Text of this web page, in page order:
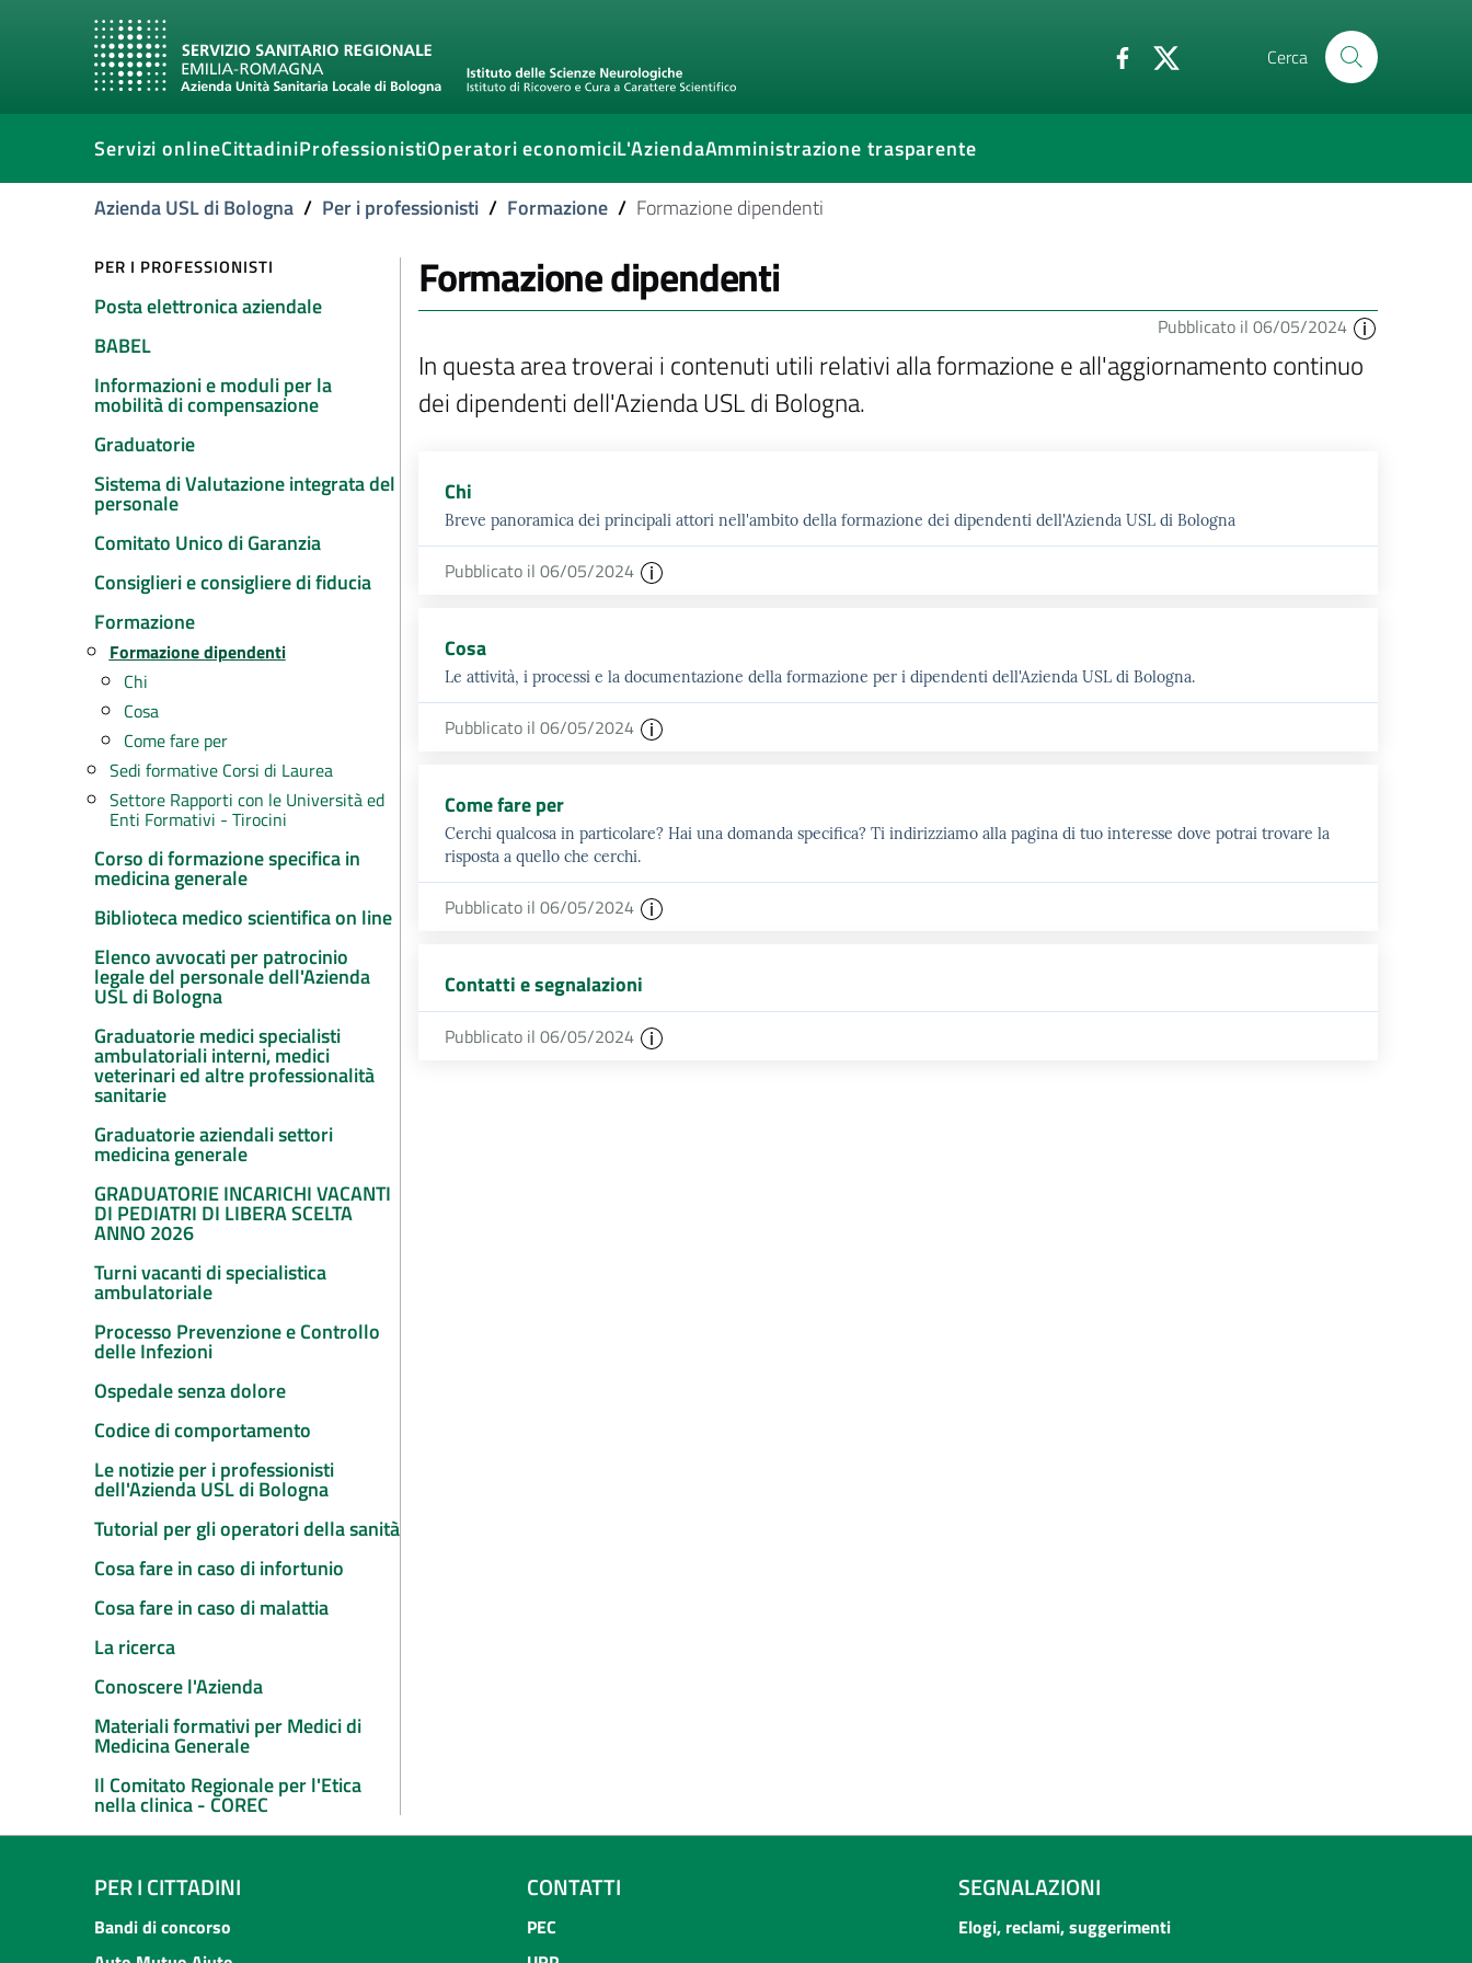
Cerca
Servizi onlineCittadiniProfessionistiOperatori economiciL'AziendaAmministrazione trasparente
Azienda USL di Bologna / Per i professionisti / Formazione / Formazione dipendenti
PER I PROFESSIONISTI
Posta elettronica aziendale
BABEL
Informazioni e moduli per la
mobilità di compensazione
Graduatorie
Sistema di Valutazione integrata del
personale
Comitato Unico di Garanzia
Consiglieri e consigliere di fiducia
Formazione
Formazione dipendenti
Chi
Cosa
Come fare per
Sedi formative Corsi di Laurea
Settore Rapporti con le Università ed
Enti Formativi - Tirocini
Corso di formazione specifica in
medicina generale
Biblioteca medico scientifica on line
Elenco avvocati per patrocinio
legale del personale dell'Azienda
USL di Bologna
Graduatorie medici specialisti
ambulatoriali interni, medici
veterinari ed altre professionalità
sanitarie
Graduatorie aziendali settori
medicina generale
GRADUATORIE INCARICHI VACANTI
DI PEDIATRI DI LIBERA SCELTA
ANNO 2026
Turni vacanti di specialistica
ambulatoriale
Processo Prevenzione e Controllo
delle Infezioni
Ospedale senza dolore
Codice di comportamento
Le notizie per i professionisti
dell'Azienda USL di Bologna
Tutorial per gli operatori della sanità
Cosa fare in caso di infortunio
Cosa fare in caso di malattia
La ricerca
Conoscere l'Azienda
Materiali formativi per Medici di
Medicina Generale
Il Comitato Regionale per l'Etica
nella clinica - COREC
Formazione dipendenti
Pubblicato il 06/05/2024
In questa area troverai i contenuti utili relativi alla formazione e all'aggiornamento continuo
dei dipendenti dell'Azienda USL di Bologna.
Chi
Breve panoramica dei principali attori nell'ambito della formazione dei dipendenti dell'Azienda USL di Bologna
Pubblicato il 06/05/2024
Cosa
Le attività, i processi e la documentazione della formazione per i dipendenti dell'Azienda USL di Bologna.
Pubblicato il 06/05/2024
Come fare per
Cerchi qualcosa in particolare? Hai una domanda specifica? Ti indirizziamo alla pagina di tuo interesse dove potrai trovare la
risposta a quello che cerchi.
Pubblicato il 06/05/2024
Contatti e segnalazioni
Pubblicato il 06/05/2024
PER I CITTADINI
Bandi di concorso
CONTATTI
PEC
SEGNALAZIONI
Elogi, reclami, suggerimenti